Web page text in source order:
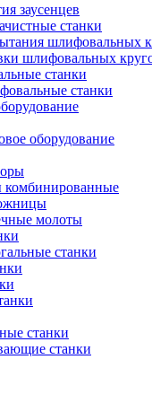
заусенцев
станки
шлифовальных
шлифовальных
станки
станки
оборудование
молоты
станки
станки
станки